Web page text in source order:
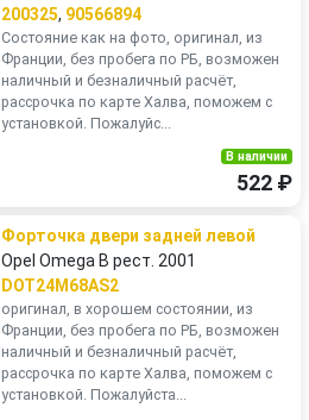
200325, 90566894
Состояние как на фото, оригинал, из
Франции, без пробега по РБ, возможен
наличный и безналичный расчёт,
рассрочка по карте Халва, поможем с
установкой. Пожалуйс...
В наличии
522 ₽
Форточка двери задней левой
Opel Omega B рест. 2001
DOT24M68AS2
оригинал, в хорошем состоянии, из
Франции, без пробега по РБ, возможен
наличный и безналичный расчёт,
рассрочка по карте Халва, поможем с
установкой. Пожалуйста...